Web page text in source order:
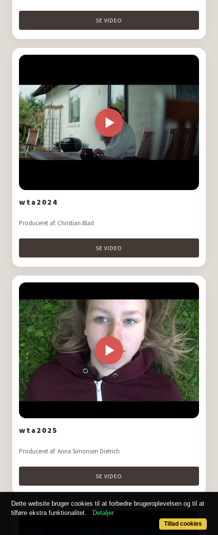
SE VIDEO
wta2024
Produceret af: Christian Blad
SE VIDEO
wta2025
Produceret af: Anna Simonsen Dietrich
SE VIDEO
Dette website bruger cookies til at forbedre brugeroplevelsen og til at
tilføre ekstra funktionalitet.
Detaljer
Tillad cookies